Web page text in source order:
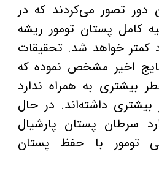
دور تصور می‌کردند که در
کامل پستان تومور ریشه
کمتر خواهد شد. تحقیقات
اخیر مشخص نموده که
بیشتری به همراه ندارد
بیشتری داشته‌اند. در حال
سرطان پستان پارشیال
تومور با حفظ پستان